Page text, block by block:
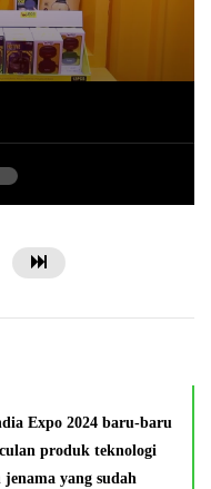
Expo 2024 baru-baru
produk teknologi
yang sudah